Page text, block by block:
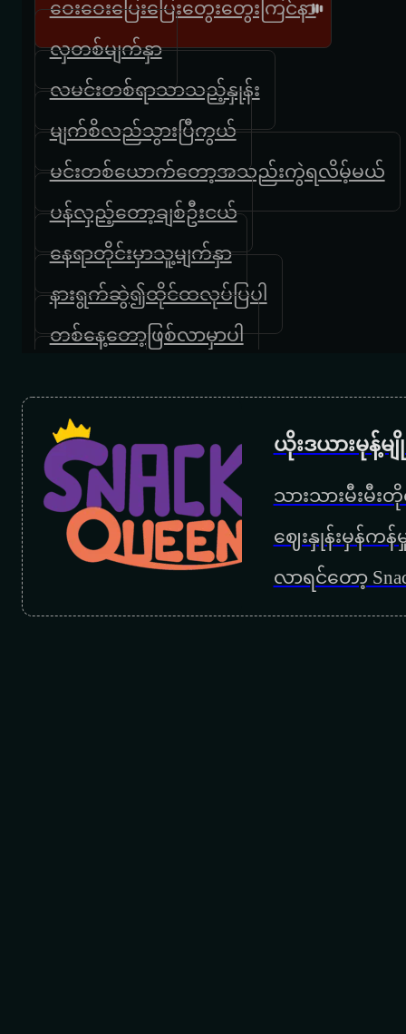
ဝေးဝေးပြေးပြေးတွေးတွေးကြင်နာ
လှတစ်မျက်နှာ
လမင်းတစ်ရာသာသည့်နှုန်း
မျက်စိလည်သွားပြီကွယ်
မင်းတစ်ယောက်တော့အသည်းကွဲရလိမ့်မယ်
ပန်လှည့်တော့ချစ်ဦးငယ်
နေရာတိုင်းမှာသူ့မျက်နှာ
နားရွက်ဆွဲ၍ထိုင်ထလုပ်ပြပါ
တစ်နေ့တော့ဖြစ်လာမှာပါ
ဆူးခင်းလမ်း
စိမ်းတယ်လို့မှတ်မှာလား
ချစ်စိတ်တဝေဝေ
ယိုးဒယားမုန့်
သားသားမီးမီး
ဈေးနှုန်းမှန်က
လာရင်တော့